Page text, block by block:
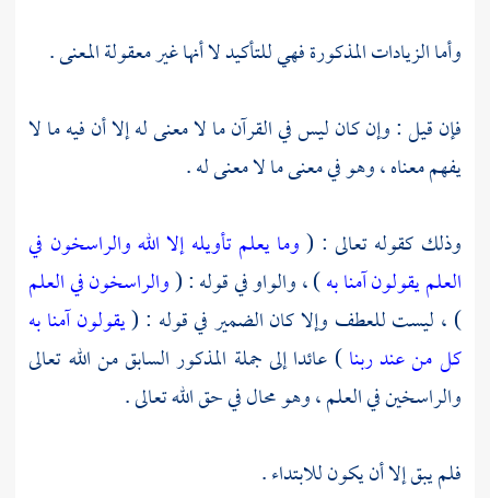
وأما الزيادات المذكورة فهي للتأكيد لا أنها غير معقولة المعنى .
فإن قيل : وإن كان ليس في القرآن ما لا معنى له إلا أن فيه ما لا
يفهم معناه ، وهو في معنى ما لا معنى له .
وذلك كقوله تعالى : (وما يعلم تأويله إلا الله والراسخون في
العلم يقولون آمنا به) ، والواو في قوله : (والراسخون في العلم
) ، ليست للعطف وإلا كان الضمير في قوله : (يقولون آمنا به
كل من عند ربنا) عائدا إلى جملة المذكور السابق من الله تعالى
والراسخين في العلم ، وهو محال في حق الله تعالى .
فلم يبق إلا أن يكون للابتداء .